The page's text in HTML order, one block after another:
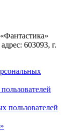
603093, г.
пользователей